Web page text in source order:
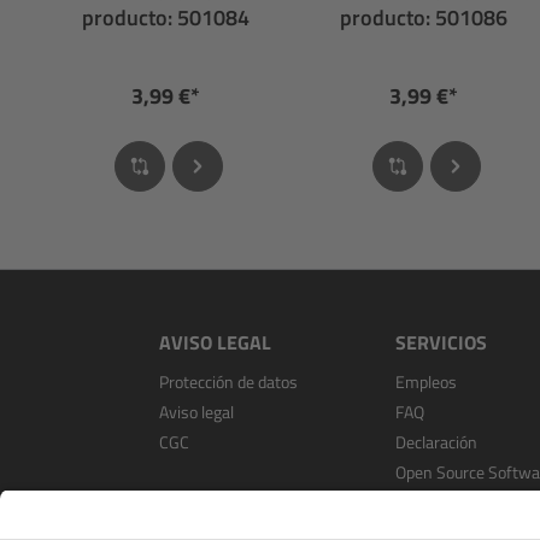
producto: 501084
3,99 €*
producto: 501086
3,99 €*
AVISO LEGAL
Protección de datos
Aviso legal
CGC
SERVICIOS
Empleos
FAQ
Declaración
Open Source